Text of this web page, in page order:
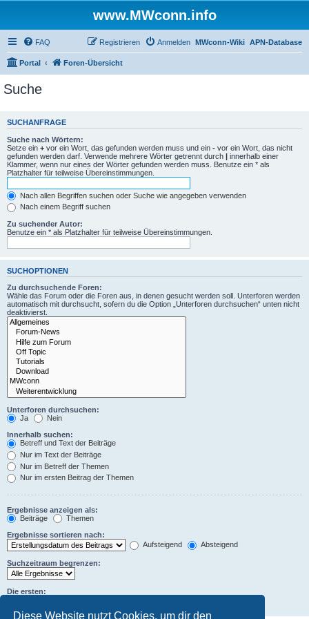
Diese Website nutzt Cookies, um dir den
www.MWconn.info
FAQ APN-Database
MWconn-Wiki
Anmelden
Registrieren
Portal Foren-Übersicht
Suche
SUCHANFRAGE
Suche nach Wörtern:
Setze ein + vor ein Wort, das gefunden werden muss und ein - vor ein Wort, das nicht
gefunden werden darf. Verwende mehrere Wörter getrennt durch | innerhalb einer
Klammer, wenn nur eines der Wörter gefunden werden muss. Benutze ein * als
Platzhalter für teilweise Übereinstimmungen.
Nach allen Begriffen suchen oder Suche wie angegeben verwenden
Nach einem Begriff suchen
Zu suchender Autor:
Benutze ein * als Platzhalter für teilweise Übereinstimmungen.
SUCHOPTIONEN
Zu durchsuchende Foren:
Wähle das Forum oder die Foren aus, in denen gesucht werden soll. Unterforen werden
automatisch mit durchsucht, sofern du die Option „Unterforen durchsuchen“ unten nicht
deaktivierst.
Unterforen durchsuchen:
Ja
Nein
Innerhalb suchen:
Betreff und Text der Beiträge
Nur im Text der Beiträge
Nur im Betreff der Themen
Nur im ersten Beitrag der Themen
Ergebnisse anzeigen als:
Beiträge
Themen
Ergebnisse sortieren nach:
Aufsteigend
Absteigend
Suchzeitraum begrenzen:
Die ersten: